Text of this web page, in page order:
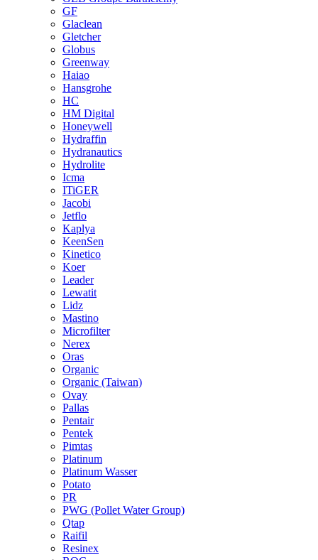
GF
Glaclean
Gletcher
Globus
Greenway
Haiao
Hansgrohe
HC
HM Digital
Honeywell
Hydraffin
Hydranautics
Hydrolite
Icma
ITiGER
Jacobi
Jetflo
Kaplya
KeenSen
Kinetico
Koer
Leader
Lewatit
Lidz
Mastino
Microfilter
Nerex
Oras
Organic
Organic (Taiwan)
Ovay
Pallas
Pentair
Pentek
Pimtas
Platinum
Platinum Wasser
Potato
PR
PWG (Pollet Water Group)
Qtap
Raifil
Resinex